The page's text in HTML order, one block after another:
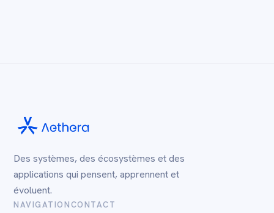
Des systèmes, des écosystèmes et des
applications qui pensent, apprennent et
évoluent.
NAVIGATIONCONTACT